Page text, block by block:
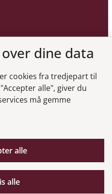
dine data
cookies fra tredjepart til
alle", giver du
må gemme
alle
alle